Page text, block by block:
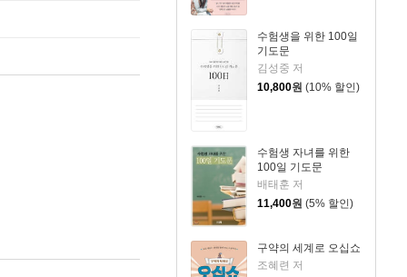
수험생을 위한 100일
기도문
김성중 저
10,800원 (10% 할인)
수험생 자녀를 위한
100일 기도문
배태훈 저
11,400원 (5% 할인)
구약의 세계로 오십쇼
조혜련 저